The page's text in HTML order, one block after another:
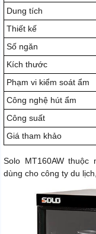
Dung tích
Thiết kế
Số ngăn
Kích thước
Phạm vi kiểm soát ẩm
Công nghệ hút ẩm
Công suất
Giá tham khảo
Solo MT160AW
dùng cho công ty du